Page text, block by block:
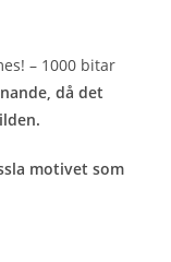
– 1000 bitar
då det
motivet som